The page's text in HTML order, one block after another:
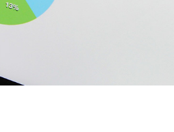
サービスネットワーク
医薬容器
医薬容器
知的財産に関する取り組み